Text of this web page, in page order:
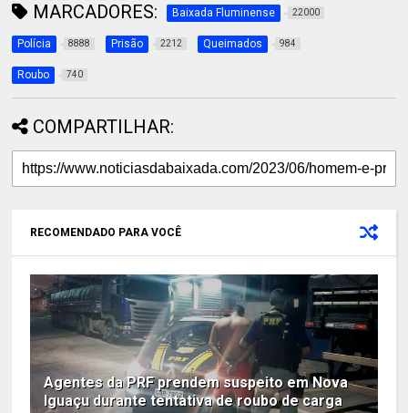
MARCADORES: Baixada Fluminense 22000
Polícia 8888 Prisão 2212 Queimados 984
Roubo 740
COMPARTILHAR:
RECOMENDADO PARA VOCÊ
Agentes da PRF prendem suspeito em Nova
Iguaçu durante tentativa de roubo de carga